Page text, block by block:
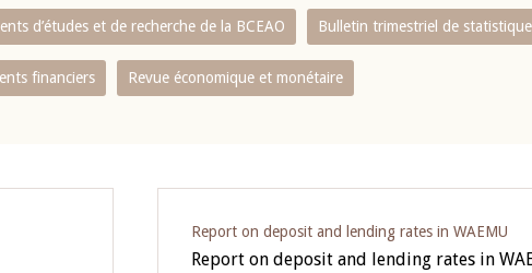
d’études et de recherche de la BCEAO Bulletin trimestriel de
financiers Revue économique et monétaire
Report on deposit and lending rates in WAEMU
Report on deposit and lending rates in